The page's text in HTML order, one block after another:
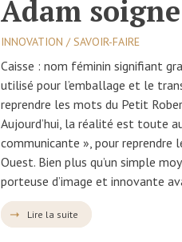
Adam
INNOVATION / SAVOIR-FAIRE
Caisse : nom féminin signifiant
utilisé pour l’emballage et le
reprendre les mots du Petit
Aujourd’hui, la réalité est toute
communicante », pour reprendre
Ouest. Bien plus qu’un simple
porteuse d’image et innovante
Lire la suite